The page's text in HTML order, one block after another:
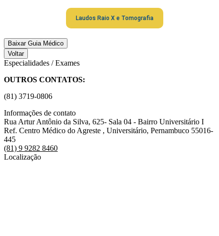
Laudos Raio X e Tomografia
Baixar Guia Médico
Voltar
Especialidades / Exames
OUTROS CONTATOS:
(81) 3719-0806
Informações de contato
Rua Artur Antônio da Silva, 625- Sala 04 - Bairro Universitário I
Ref. Centro Médico do Agreste , Universitário, Pernambuco 55016-
445
(81) 9 9282 8460
Localização